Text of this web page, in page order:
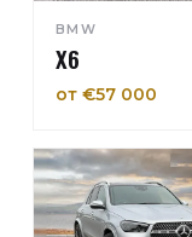
BMW
X6
от €57 000